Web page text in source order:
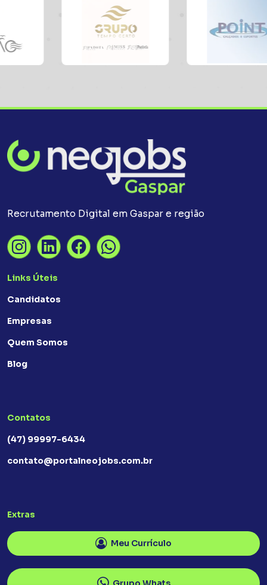
Recrutamento Digital em Gaspar e região
Links Úteis
Candidatos
Empresas
Quem Somos
Blog
Contatos
(47) 99997-6434
contato@portalneojobs.com.br
Extras
Meu Currículo